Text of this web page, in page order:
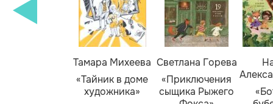
Тамара Михеева
«Тайник в доме
художника»
Светлана Горева
«Приключения
сыщика Рыжего